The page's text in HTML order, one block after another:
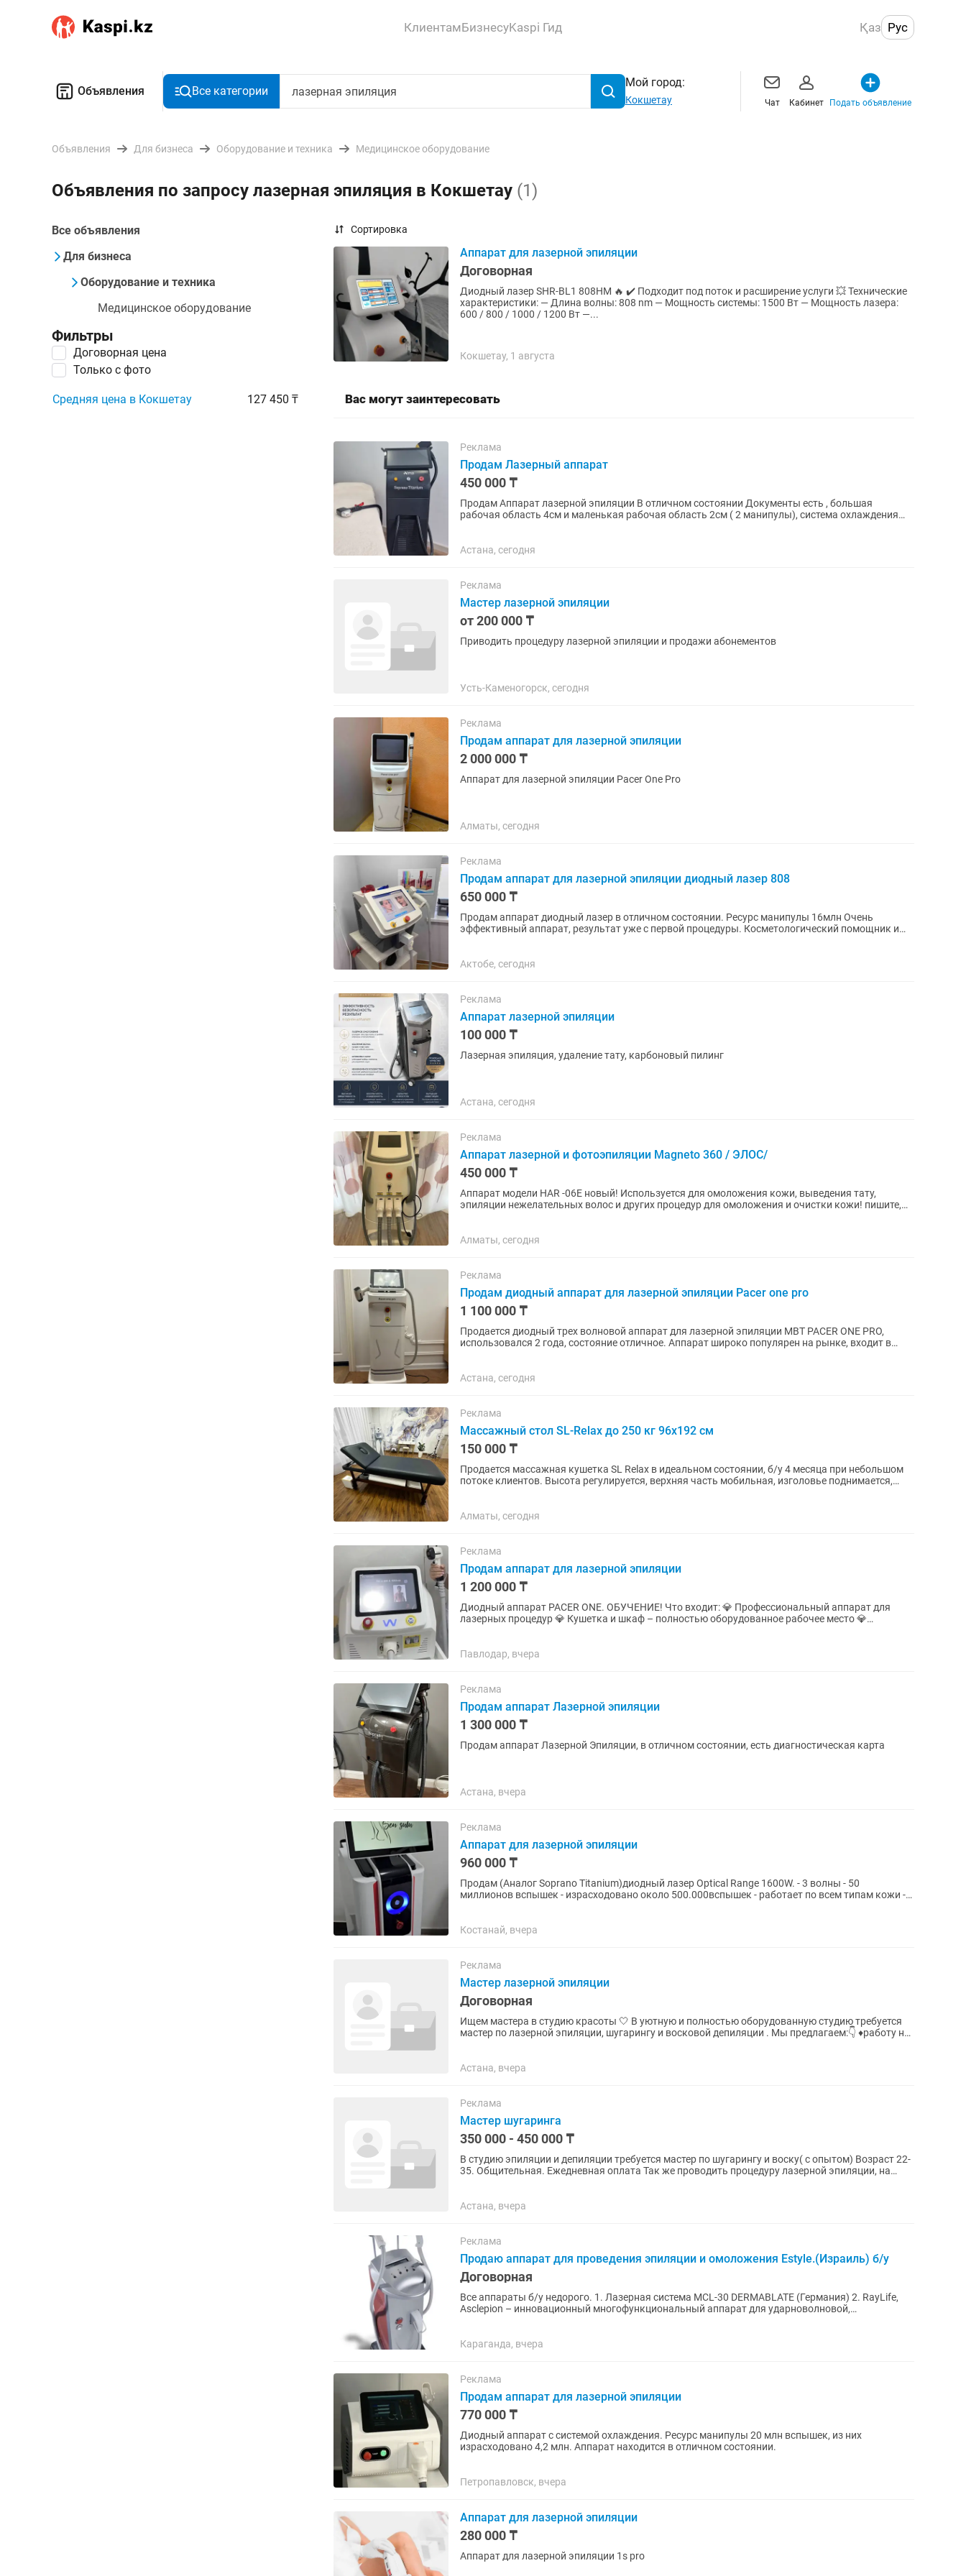
КлиентамБизнесуKaspi Гид Қаз Рус
Объявления Все категории
Мой город:
Кокшетау Чат Кабинет Подать объявление
Объявления Для бизнеса Оборудование и техника Медицинское оборудование
Объявления по запросу лазерная эпиляция в Кокшетау (1)
Все объявления
Для бизнеса
Оборудование и техника
Медицинское оборудование
Фильтры
Договорная цена
Только с фото
Средняя цена в Кокшетау 127 450 ₸
Сортировка
Аппарат для лазерной эпиляции
Договорная
Диодный лазер SHR-BL1 808HM 🔥 ✔️ Подходит под поток и расширение услуги 💥 Технические
характеристики: — Длина волны: 808 nm — Мощность системы: 1500 Вт — Мощность лазера:
600 / 800 / 1000 / 1200 Вт —...
Кокшетау, 1 августа
Вас могут заинтересовать
Реклама
Продам Лазерный аппарат
450 000 ₸
Продам Аппарат лазерной эпиляции В отличном состоянии Документы есть , большая
рабочая область 4см и маленькая рабочая область 2см ( 2 манипулы), система охлаждения
Астана, сегодня
Реклама
Мастер лазерной эпиляции
от 200 000 ₸
Приводить процедуру лазерной эпиляции и продажи абонементов
Усть-Каменогорск, сегодня
Реклама
Продам аппарат для лазерной эпиляции
2 000 000 ₸
Аппарат для лазерной эпиляции Pacer One Pro
Алматы, сегодня
Реклама
Продам аппарат для лазерной эпиляции диодный лазер 808
650 000 ₸
Продам аппарат диодный лазер в отличном состоянии. Ресурс манипулы 16млн Очень
эффективный аппарат, результат уже с первой процедуры. Косметологический помощник и
Актобе, сегодня
Реклама
Аппарат лазерной эпиляции
100 000 ₸
Лазерная эпиляция, удаление тату, карбоновый пилинг
Астана, сегодня
Реклама
Аппарат лазерной и фотоэпиляции Magneto 360 / ЭЛОС/
450 000 ₸
Аппарат модели HAR -06E новый! Используется для омоложения кожи, выведения тату,
эпиляции нежелательных волос и других процедур для омоложения и очистки кожи! пишите,
Алматы, сегодня
Реклама
Продам диодный аппарат для лазерной эпиляции Pacer one pro
1 100 000 ₸
Продается диодный трех волновой аппарат для лазерной эпиляции MBT PACER ONE PRO,
использовался 2 года, состояние отличное. Аппарат широко популярен на рынке, входит в
Астана, сегодня
Реклама
Массажный стол SL-Relax до 250 кг 96х192 см
150 000 ₸
Продается массажная кушетка SL Relax в идеальном состоянии, б/у 4 месяца при небольшом
потоке клиентов. Высота регулируется, верхняя часть мобильная, изголовье поднимается,
Алматы, сегодня
Реклама
Продам аппарат для лазерной эпиляции
1 200 000 ₸
Диодный аппарат PACER ONE. ОБУЧЕНИЕ! Что входит: 💎 Профессиональный аппарат для
лазерных процедур 💎 Кушетка и шкаф – полностью оборудованное рабочее место 💎
Павлодар, вчера
Реклама
Продам аппарат Лазерной эпиляции
1 300 000 ₸
Продам аппарат Лазерной Эпиляции, в отличном состоянии, есть диагностическая карта
Астана, вчера
Реклама
Аппарат для лазерной эпиляции
960 000 ₸
Продам (Аналог Soprano Titanium)диодный лазер Optical Range 1600W. - 3 волны - 50
миллионов вспышек - израсходовано около 500.000вспышек - работает по всем типам кожи -
Костанай, вчера
Реклама
Мастер лазерной эпиляции
Договорная
Ищем мастера в студию красоты 🤍 В уютную и полностью оборудованную студию требуется
мастер по лазерной эпиляции, шугарингу и восковой депиляции . Мы предлагаем:👇 ♦️работу на
Астана, вчера
Реклама
Мастер шугаринга
350 000 - 450 000 ₸
В студию эпиляции и депиляции требуется мастер по шугарингу и воску( с опытом) Возраст 22-
35. Общительная. Ежедневная оплата Так же проводить процедуру лазерной эпиляции, на
Астана, вчера
Реклама
Продаю аппарат для проведения эпиляции и омоложения Estyle.(Израиль) б/у
Договорная
Все аппараты б/у недорого. 1. Лазерная система MCL-30 DERMABLATE (Германия) 2. RayLife,
Asclepion – инновационный многофункциональный аппарат для ударноволновой,
Караганда, вчера
Реклама
Продам аппарат для лазерной эпиляции
770 000 ₸
Диодный аппарат с системой охлаждения. Ресурс манипулы 20 млн вспышек, из них
израсходовано 4,2 млн. Аппарат находится в отличном состоянии.
Петропавловск, вчера
Аппарат для лазерной эпиляции
280 000 ₸
Аппарат для лазерной эпиляции 1s pro